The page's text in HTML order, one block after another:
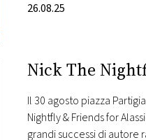
Settimana Internazionale
26.08.25
Nick The
Il 30 agosto piazza
Nightfly & Friends for
grandi successi di autore